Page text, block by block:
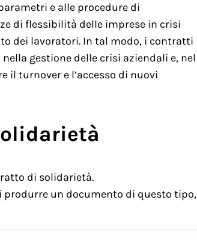
e alle procedure di
di flessibilità delle imprese in crisi
dei lavoratori. In tal modo, i contratti
gestione delle crisi aziendali e, nel
il turnover e l’accesso di nuovi
di solidarietà.
un documento di questo tipo,